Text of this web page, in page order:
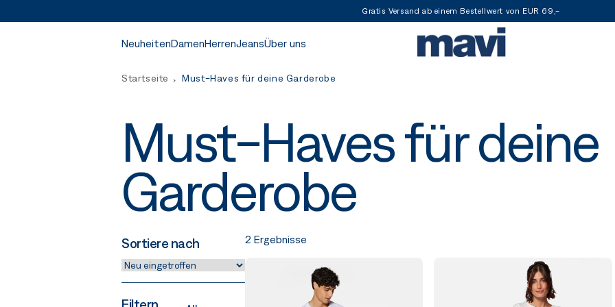
Gratis Versand ab einem Bestellwert von EUR 69,-
NeuheitenDamenHerrenJeansÜber uns
Startseite Must-Haves für deine Garderobe
Must-Haves für deine
Garderobe
Sortiere nach 2 Ergebnisse